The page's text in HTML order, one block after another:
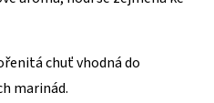
chuť vhodná do
marinád.